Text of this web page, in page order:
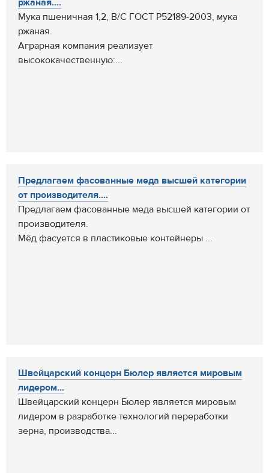
ржаная....
Мука пшеничная 1,2, В/C ГОСТ Р52189-2003, мука
ржаная.
Аграрная компания реализует
высококачественную:...
Предлагаем фасованные меда высшей категории
от производителя....
Предлагаем фасованные меда высшей категории от
производителя.
Мёд фасуется в пластиковые контейнеры ...
Швейцарский концерн Бюлер является мировым
лидером...
Швейцарский концерн Бюлер является мировым
лидером в разработке технологий переработки
зерна, производства...